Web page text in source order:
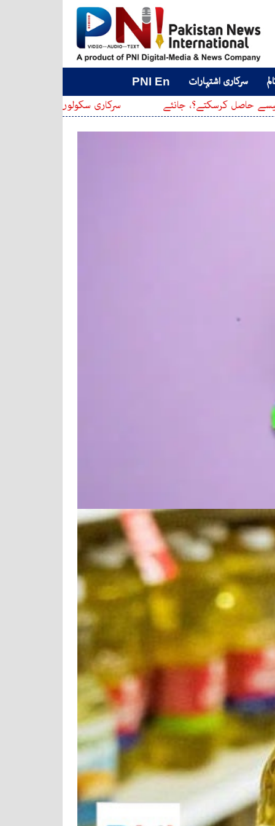
سرکاری اشتہارات PNI En
سرکاری سکولوں کے اوقاتِ کار جاری جانئے